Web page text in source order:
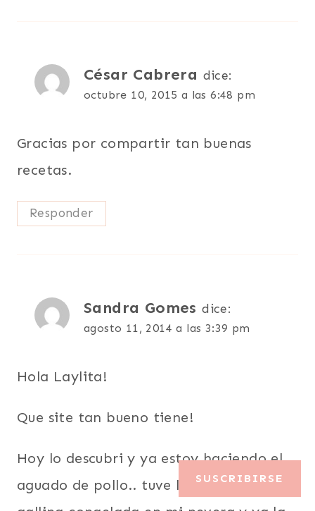
César Cabrera dice:
octubre 10, 2015 a las 6:48 pm
Gracias por compartir tan buenas
recetas.
Responder
Sandra Gomes dice:
agosto 11, 2014 a las 3:39 pm
Hola Laylita!
Que site tan bueno tiene!
Hoy lo descubri y ya estoy haciendo el
aguado de pollo.. tuve la suerte de tener
SUSCRIBIRSE